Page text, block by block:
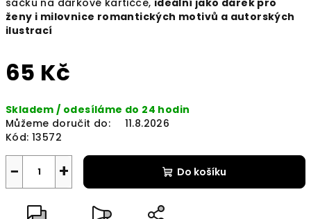
sáčku na dárkové kartičce, ideální jako dárek pro
ženy i milovnice romantických motivů a autorských
ilustrací
65 Kč
cena:
Skladem / odesíláme do 24 hodin
Můžeme doručit do:
11.8.2026
Kód: 13572
+
− Do košíku